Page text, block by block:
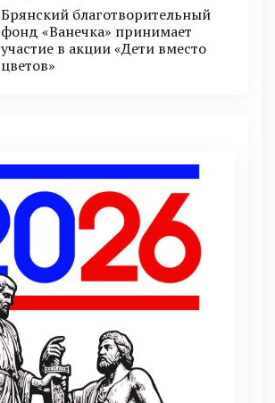
Брянский благотворительный
фонд «Ванечка» принимает
участие в акции «Дети вместо
цветов»